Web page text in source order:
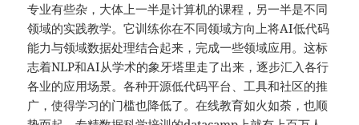
专业有些杂，大体上一半是计算机的课程，另一半是不同
领域的实践教学。它训练你在不同领域方向上将AI低代码
能力与领域数据处理结合起来，完成一些领域应用。这标
志着NLP和AI从学术的象牙塔里走了出来，逐步汇入各行
各业的应用场景。各种开源低代码平台、工具和社区的推
广，使得学习的门槛也降低了。在线教育如火如荼，也顺